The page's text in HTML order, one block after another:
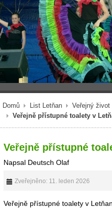
Domů List Letňan
Veřejný život
Veřejně přístupné toalety v
Veřejně přístupné
Napsal Deutsch Olaf
Zveřejněno: 11. leden 2026
Veřejně přístupné toalety v